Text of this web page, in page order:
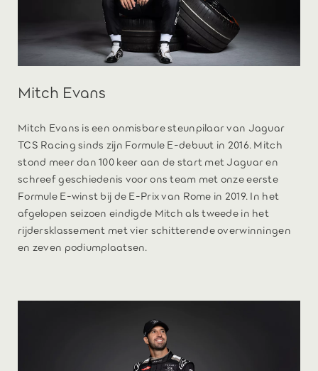
Mitch Evans
Mitch Evans is een onmisbare steunpilaar van Jaguar
TCS Racing sinds zijn Formule E-debuut in 2016. Mitch
stond meer dan 100 keer aan de start met Jaguar en
schreef geschiedenis voor ons team met onze eerste
Formule E-winst bij de E-Prix van Rome in 2019. In het
afgelopen seizoen eindigde Mitch als tweede in het
rijdersklassement met vier schitterende overwinningen
en zeven podiumplaatsen.